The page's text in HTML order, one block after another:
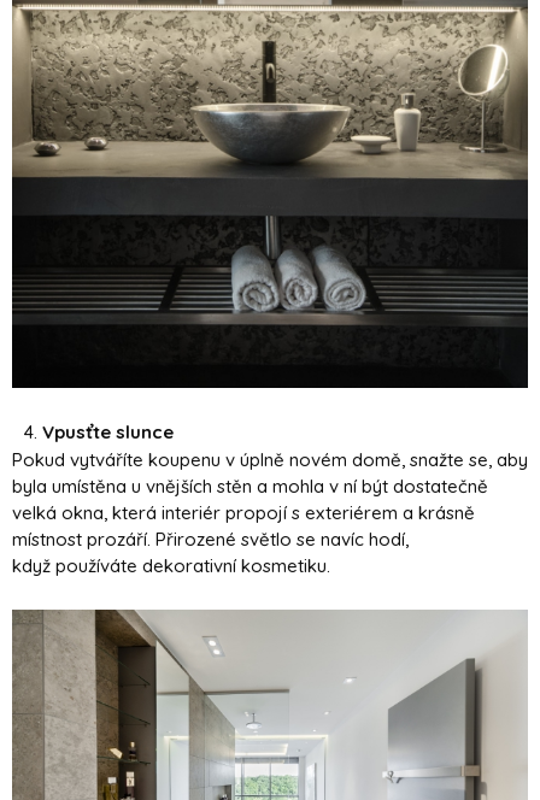
Vpusťte slunce
Pokud vytváříte koupenu v úplně novém domě, snažte se, aby
byla umístěna u vnějších stěn a mohla v ní být dostatečně
velká okna, která interiér propojí s exteriérem a krásně
místnost prozáří. Přirozené světlo se navíc hodí,
když používáte dekorativní kosmetiku.